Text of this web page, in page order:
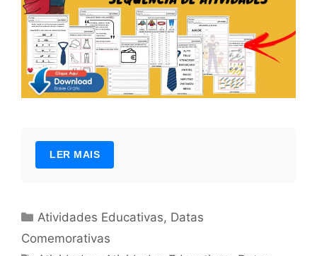
LER MAIS
Categorias
Atividades Educativas, Datas
Comemorativas